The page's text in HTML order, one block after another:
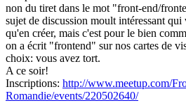
non du tiret dans le mot "front-end/
sujet de discussion moult intéressant
qu'en créer, mais c'est pour le bien
on a écrit "frontend" sur nos cartes de
choix: vous avez tort.
A ce soir!
Inscriptions: http://www.meetup.com/
Romandie/events/220502640/